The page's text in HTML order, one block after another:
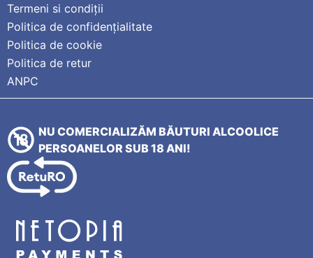
Termeni si condiții
Politica de confidențialitate
Politica de cookie
Politica de retur
ANPC
NU COMERCIALIZĂM BĂUTURI ALCOOLICE
PERSOANELOR SUB 18 ANI!